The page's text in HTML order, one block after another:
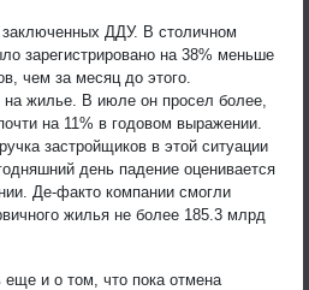
заключенных ДДУ. В столичном
зарегистрировано на 38% меньше
чем за месяц до этого.
жилье. В июле он просел более,
на 11% в годовом выражении.
застройщиков в этой ситуации
день падение оценивается
Де-факто компании смогли
жилья не более 185.3 млрд
еще и о том, что пока отмена